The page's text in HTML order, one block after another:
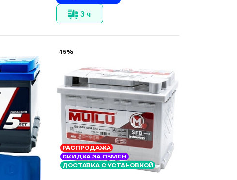
3 ч
-15%
РАСПРОДАЖА
СКИДКА ЗА ОБМЕН
ДОСТАВКА С УСТАНОВКОЙ